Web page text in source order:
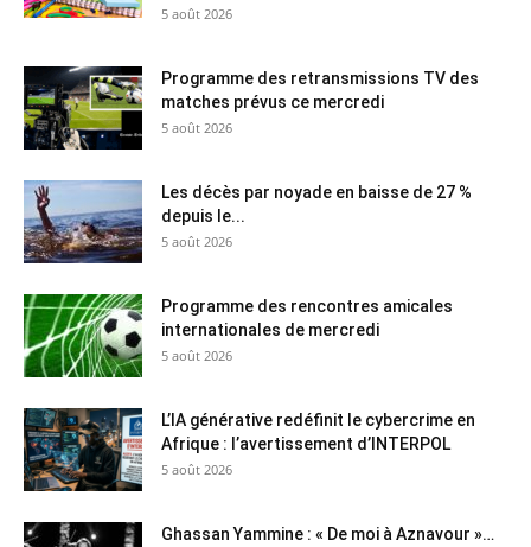
5 août 2026
Programme des retransmissions TV des
matches prévus ce mercredi
5 août 2026
Les décès par noyade en baisse de 27 %
depuis le...
5 août 2026
Programme des rencontres amicales
internationales de mercredi
5 août 2026
L’IA générative redéfinit le cybercrime en
Afrique : l’avertissement d’INTERPOL
5 août 2026
Ghassan Yammine : « De moi à Aznavour »…